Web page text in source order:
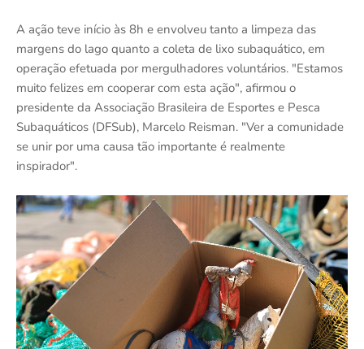
A ação teve início às 8h e envolveu tanto a limpeza das
margens do lago quanto a coleta de lixo subaquático, em
operação efetuada por mergulhadores voluntários. "Estamos
muito felizes em cooperar com esta ação", afirmou o
presidente da Associação Brasileira de Esportes e Pesca
Subaquáticos (DFSub), Marcelo Reisman. "Ver a comunidade
se unir por uma causa tão importante é realmente
inspirador".